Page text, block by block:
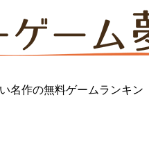
名作の無料ゲームランキン